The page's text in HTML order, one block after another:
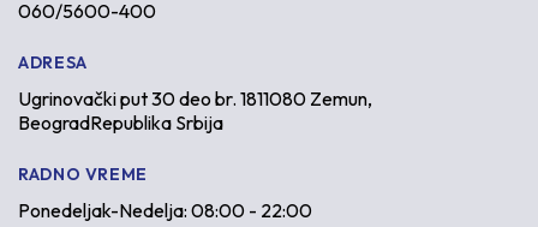
060/5600-400
ADRESA
Ugrinovački put 30 deo br. 1811080 Zemun,
BeogradRepublika Srbija
RADNO VREME
Ponedeljak-Nedelja: 08:00 - 22:00